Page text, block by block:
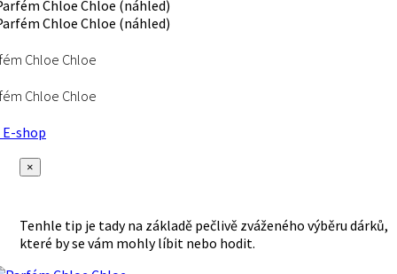
Chloe Chloe
Chloe Chloe
shop
×
Tenhle tip je tady na základě pečlivě zváženého výběru dárků,
které by se vám mohly líbit nebo hodit.